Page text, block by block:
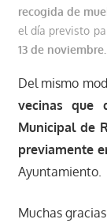
recogida de
el día previsto
13 de noviembre.
Del mismo
vecinas que
Municipal de
previamente
Ayuntamiento.
Muchas gracias.